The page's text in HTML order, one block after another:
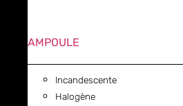
AMPOULE
Incandescente
Halogène